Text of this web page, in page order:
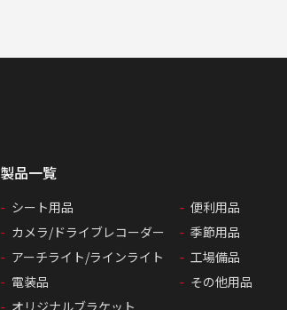
製品一覧
シート用品
カメラ/ドライブレコーダー
アーチライト/ラインライト
電装品
オリジナルブラケット
便利用品
季節用品
工場備品
その他用品